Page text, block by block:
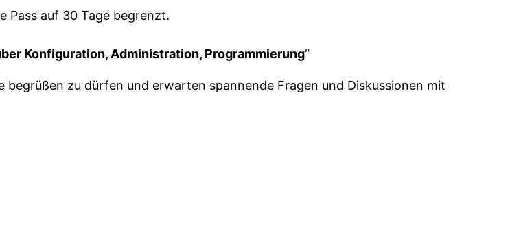
Pass auf 30 Tage begrenzt.
Konfiguration, Administration, Programmierung“
begrüßen zu dürfen und erwarten spannende Fragen und Diskussionen mit